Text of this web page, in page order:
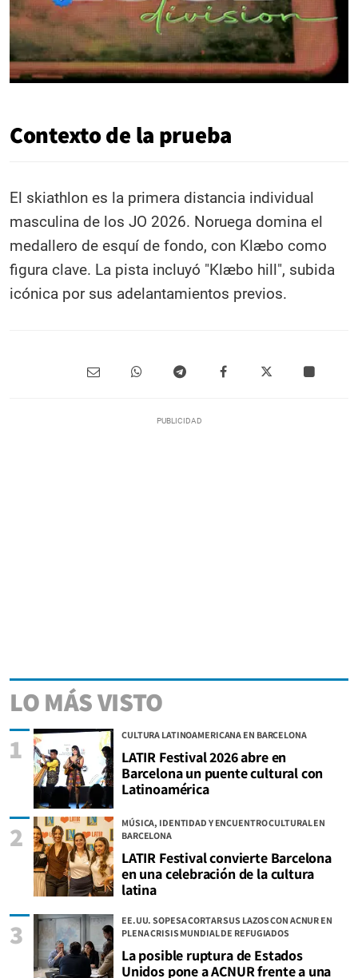
Contexto de la prueba
El skiathlon es la primera distancia individual
masculina de los JO 2026. Noruega domina el
medallero de esquí de fondo, con Klæbo como
figura clave. La pista incluyó "Klæbo hill", subida
icónica por sus adelantamientos previos.
LO MÁS VISTO
CULTURA LATINOAMERICANA EN BARCELONA
LATIR Festival 2026 abre en
Barcelona un puente cultural con
Latinoamérica
1
MÚSICA, IDENTIDAD Y ENCUENTRO CULTURAL EN
BARCELONA
LATIR Festival convierte Barcelona
en una celebración de la cultura
latina
2
EE.UU. SOPESA CORTAR SUS LAZOS CON ACNUR EN
PLENA CRISIS MUNDIAL DE REFUGIADOS
La posible ruptura de Estados
Unidos pone a ACNUR frente a una
3